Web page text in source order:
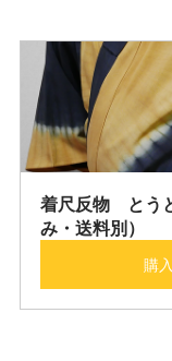
着尺反物　とう
み・送料別）
購